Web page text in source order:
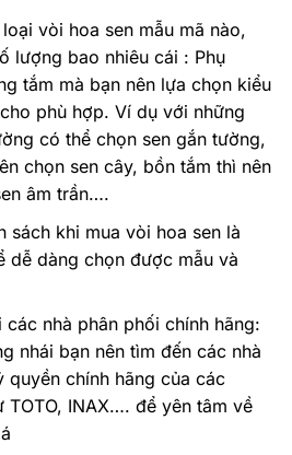
vòi hoa sen mẫu mã nào,
lượng bao nhiêu cái : Phụ
tắm mà bạn nên lựa chọn kiểu
phù hợp. Ví dụ với những
có thể chọn sen gắn tường,
chọn sen cây, bồn tắm thì nên
âm trần….
sách khi mua vòi hoa sen là
dễ dàng chọn được mẫu và
các nhà phân phối chính hãng:
nhái bạn nên tìm đến các nhà
quyền chính hãng của các
TOTO, INAX…. để yên tâm về